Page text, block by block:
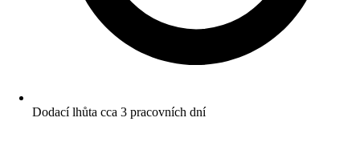
Dodací lhůta cca 3 pracovních dní